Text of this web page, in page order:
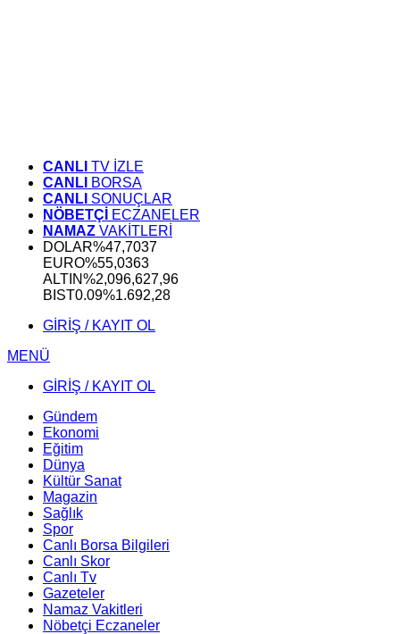
CANLI TV İZLE
CANLI BORSA
CANLI SONUÇLAR
NÖBETÇİ
ECZANELER
NAMAZ VAKİTLERİ
DOLAR%47,7037
EURO%55,0363
ALTIN%2,096,627,96
BIST0.09%1.692,28
GİRİŞ / KAYIT OL
MENÜ
GİRİŞ / KAYIT OL
Gündem
Ekonomi
Eğitim
Dünya
Kültür Sanat
Magazin
Sağlık
Spor
Canlı Borsa Bilgileri
Canlı Skor
Canlı Tv
Gazeteler
Namaz Vakitleri
Nöbetçi Eczaneler